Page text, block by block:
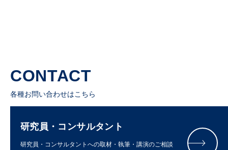
CONTACT
各種お問い合わせはこちら
研究員・コンサルタント
研究員・コンサルタントへの取材・執筆・講演のご相談